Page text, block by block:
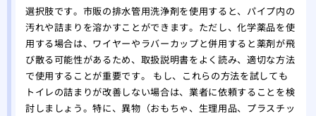
選択肢です。市販の排水管用洗浄剤を使用すると、パイプ内の
汚れや詰まりを溶かすことができます。ただし、化学薬品を使
用する場合は、ワイヤーやラバーカップと併用すると薬剤が飛
び散る可能性があるため、取扱説明書をよく読み、適切な方法
で使用することが重要です。 もし、これらの方法を試しても
トイレの詰まりが改善しない場合は、業者に依頼することを検
討しましょう。特に、異物（おもちゃ、生理用品、プラスチッ